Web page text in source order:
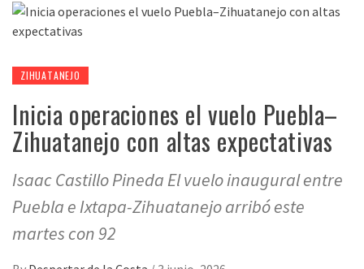
ZIHUATANEJO
Inicia operaciones el vuelo Puebla–
Zihuatanejo con altas expectativas
Isaac Castillo Pineda El vuelo inaugural entre
Puebla e Ixtapa-Zihuatanejo arribó este
martes con 92